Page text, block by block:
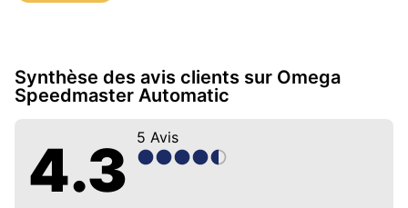
Synthèse des avis clients sur Omega
Speedmaster Automatic
4.3 5 Avis